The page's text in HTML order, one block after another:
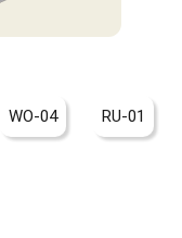
RU-01 RU-02